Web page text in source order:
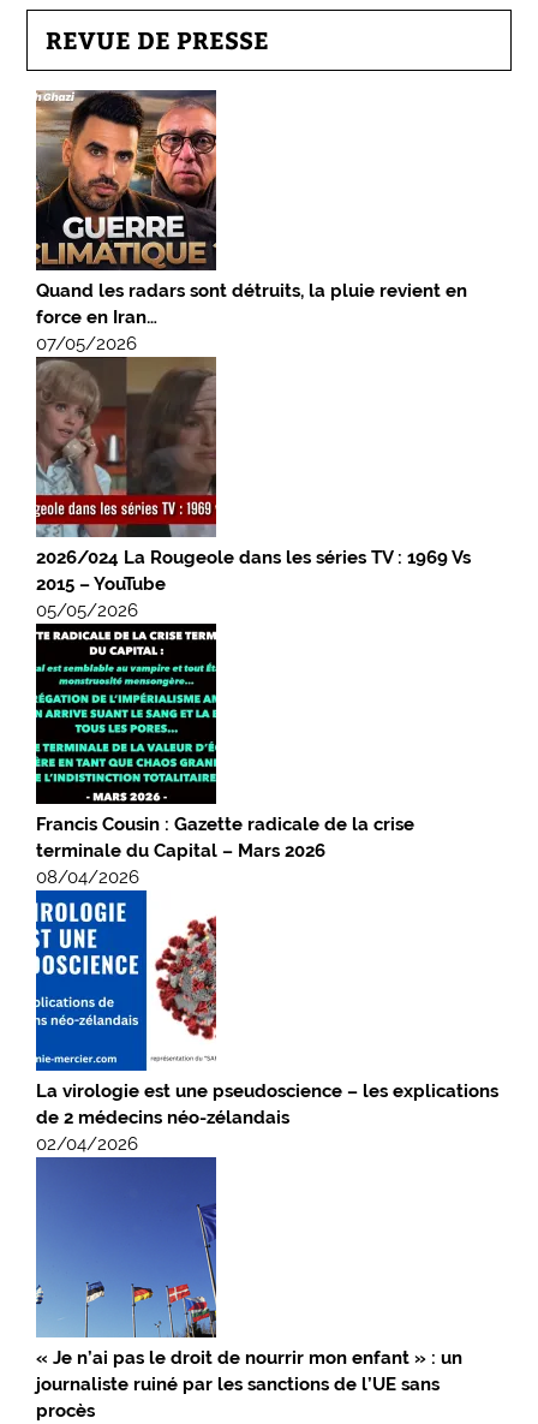
REVUE DE PRESSE
Quand les radars sont détruits, la pluie revient en
force en Iran…
07/05/2026
2026/024 La Rougeole dans les séries TV : 1969 Vs
2015 – YouTube
05/05/2026
Francis Cousin : Gazette radicale de la crise
terminale du Capital – Mars 2026
08/04/2026
La virologie est une pseudoscience – les explications
de 2 médecins néo-zélandais
02/04/2026
« Je n’ai pas le droit de nourrir mon enfant » : un
journaliste ruiné par les sanctions de l’UE sans
procès